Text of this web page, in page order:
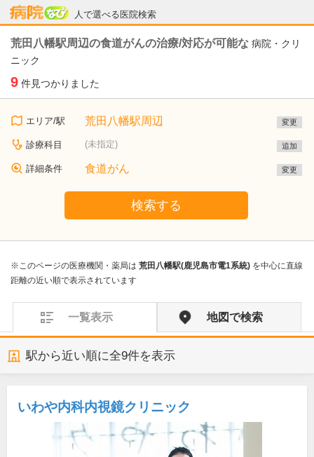
人で選べる医院検索
病院なび
荒田八幡駅周辺の食道がんの治療/対応が可能な 病院・クリ
ニック
9 件見つかりました
エリア/駅 荒田八幡駅周辺 変更
診療科目 (未指定) 追加
詳細条件 食道がん 変更
検索する
※このページの医療機関・薬局は 荒田八幡駅(鹿児島市電1系統) を中心に直線
距離の近い順で表示されています
一覧表示 地図で検索
駅から近い順に全9件を表示
いわや内科内視鏡クリニック